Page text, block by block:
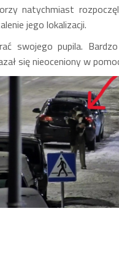
natychmiast
jego lokalizacji.
swojego pupila.
się nieoceniony w